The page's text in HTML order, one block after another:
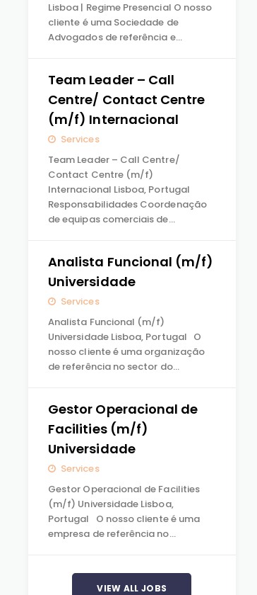
Lisboa | Regime Presencial O nosso
cliente é uma Sociedade de
Advogados de referência e…
Team Leader – Call
Centre/ Contact Centre
(m/f) Internacional
Services
Team Leader – Call Centre/
Contact Centre (m/f)
Internacional Lisboa, Portugal
Responsabilidades Coordenação
de equipas comerciais de…
Analista Funcional (m/f)
Universidade
Services
Analista Funcional (m/f)
Universidade Lisboa, Portugal O
nosso cliente é uma organização
de referência no sector do…
Gestor Operacional de
Facilities (m/f)
Universidade
Services
Gestor Operacional de Facilities
(m/f) Universidade Lisboa,
Portugal O nosso cliente é uma
empresa de referência no…
VIEW ALL JOBS